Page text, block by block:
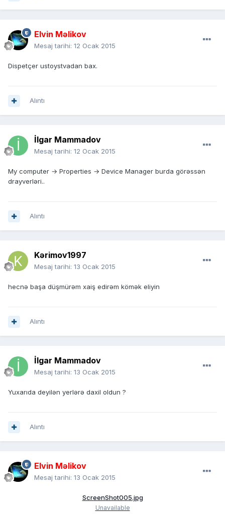
Elvin Məlikov
Mesaj tarihi: 12 Ocak 2015
Dispetçer ustoystvadan bax.
Alıntı
İlgar Mammadov
Mesaj tarihi: 12 Ocak 2015
My computer → Properties → Device Manager burda görəssən
drayverləri..
Alıntı
Kərimov1997
Mesaj tarihi: 13 Ocak 2015
hecnə başa düşmürəm xaiş edirəm kömək eliyin
Alıntı
İlgar Mammadov
Mesaj tarihi: 13 Ocak 2015
Yuxarıda deyilən yerlərə daxil oldun ?
Alıntı
Elvin Məlikov
Mesaj tarihi: 13 Ocak 2015
ScreenShot005.jpg
Unavailable